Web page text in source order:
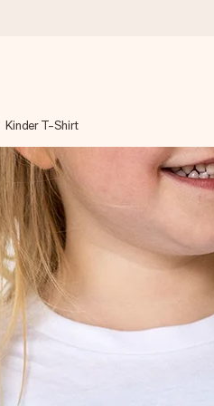
und schicken es blitzschnell
bewerten uns mit 4,8 bei
Kinder T-Shirt